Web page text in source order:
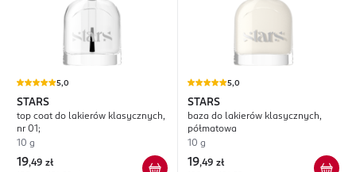
5,0
STARS
top coat do lakierów klasycznych,
nr 01;
10 g
19,49 zł
5,0
STARS
baza do lakierów klasycznych,
półmatowa
10 g
19,49 zł